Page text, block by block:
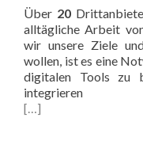
Über 20
alltägliche Arbeit
wir unsere Ziele
wollen, ist es eine
digitalen Tools zu
integrieren
[…]